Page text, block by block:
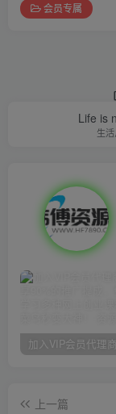
会员专属
Life is
生
上一篇